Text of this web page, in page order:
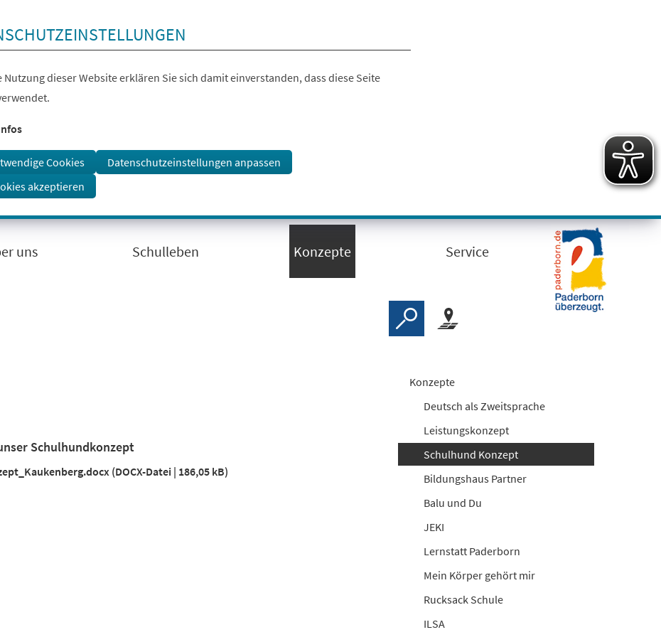
Nutzung dieser Website erklären Sie sich damit einverstanden, dass diese Seite
Cookies
Datenschutzeinstellungen anpassen
akzeptieren
uns Schulleben Konzepte Service
Schulhundkonzept
DOCX-Datei 186,05 kB
Konzepte
Deutsch als Zweitsprache
Leistungskonzept
Schulhund Konzept
Bildungshaus Partner
Balu und Du
JEKI
Lernstatt Paderborn
Mein Körper gehört mir
Rucksack Schule
ILSA